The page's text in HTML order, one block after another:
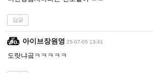
답글
아이브장원영 25-07-05 13:41
도랏냐곸ㅋㅋㅋㅋㅋ